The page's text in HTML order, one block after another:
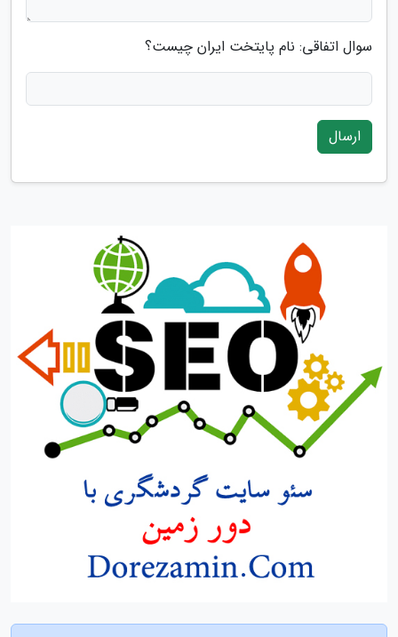
سوال اتفاقی: نام پایتخت ایران چیست؟
ارسال